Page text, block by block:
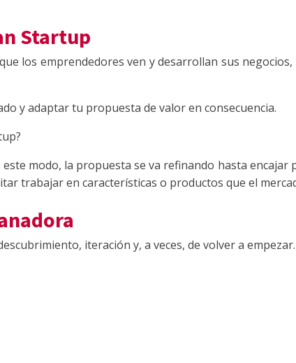
Startup
los emprendedores ven y desarrollan sus
y adaptar tu propuesta de valor en consecuencia.
modo, la propuesta se va refinando hasta encajar
trabajar en características o productos que el
iteración y, a veces, de volver a empezar.